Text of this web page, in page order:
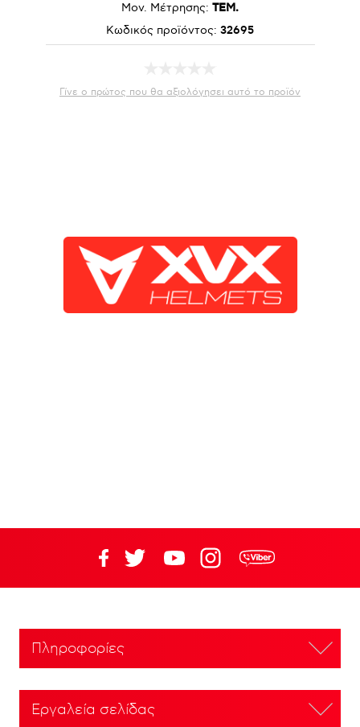
Μον. Μέτρησης: ΤΕΜ.
Κωδικός προϊόντος: 32695
Γίνε ο πρώτος που θα αξιολόγησει αυτό το προϊόν
Πληροφορίες
Εργαλεία σελίδας